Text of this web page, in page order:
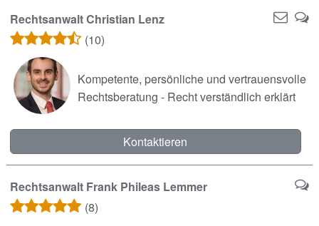
Rechtsanwalt Christian Lenz
(10)
Kompetente, persönliche und vertrauensvolle
Rechtsberatung - Recht verständlich erklärt
Kontaktieren
Rechtsanwalt Frank Phileas Lemmer
(8)